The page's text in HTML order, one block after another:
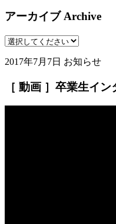
アーカイブ Archive
2017年7月7日 お知らせ
［ 動画 ］卒業生イ